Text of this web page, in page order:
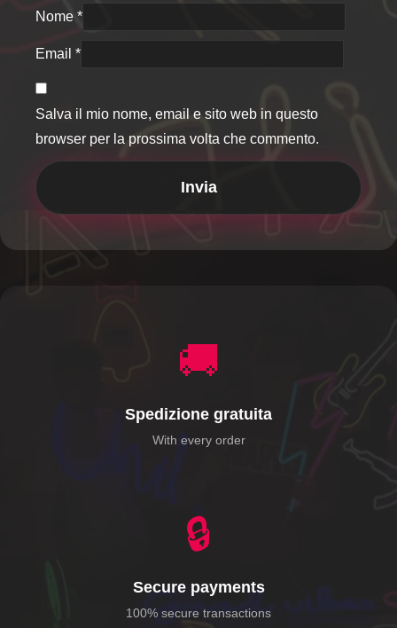
Nome *
Email *
Salva il mio nome, email e sito web in questo
browser per la prossima volta che commento.
🚚
Spedizione gratuita
With every order
🔒
Secure payments
100% secure transactions